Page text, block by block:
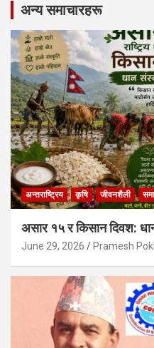
अन्य समाचारहरू
अन्तराष्ट्रिय कृषि जीवनशैली
असार १५ र किसान दिवश:
June 29, 2026 Pramesh